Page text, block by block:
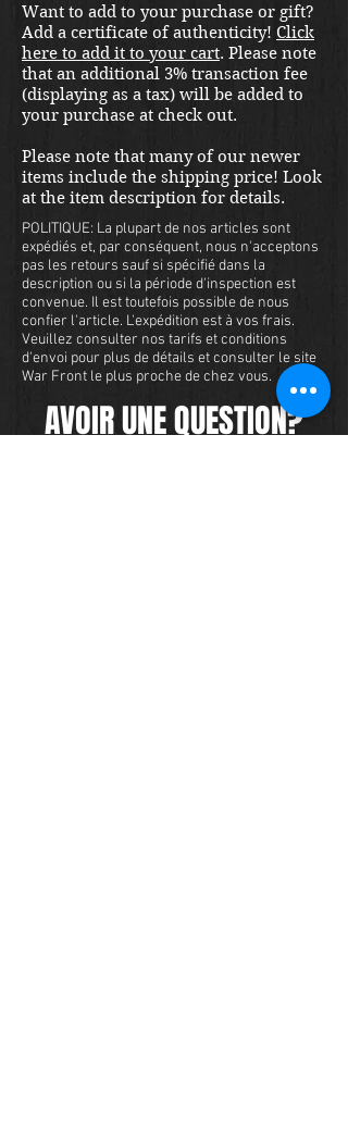
Want to add to your purchase or gift?
Add a certificate of authenticity! Click
here to add it to your cart. Please note
that an additional 3% transaction fee
(displaying as a tax) will be added to
your purchase at check out.
Please note that many of our newer
items include the shipping price! Look
at the item description for details.
POLITIQUE: La plupart de nos articles sont
expédiés et, par conséquent, nous n'acceptons
pas les retours sauf si spécifié dans la
description ou si la période d'inspection est
convenue. Il est toutefois possible de nous
confier l'article. L'expédition est à vos frais.
Veuillez consulter nos tarifs et conditions
d'envoi pour plus de détails et consulter le site
War Front le plus proche de chez vous.
AVOIR UNE QUESTION?